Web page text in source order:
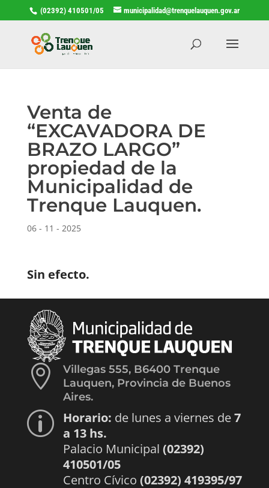
(02392) 410501/05 municipalidad@trenquelauquen.gov.ar
Venta de
“EXCAVADORA DE
BRAZO LARGO”
propiedad de la
Municipalidad de
Trenque Lauquen.
06 - 11 - 2025
Sin efecto.

Villegas 555, B6400 Trenque
Lauquen, Provincia de Buenos
Aires.
p Horario: de lunes a viernes de7
a 13 hs.
Palacio Municipal (02392)
410501/05
Centro Cívico (02392) 419395/97